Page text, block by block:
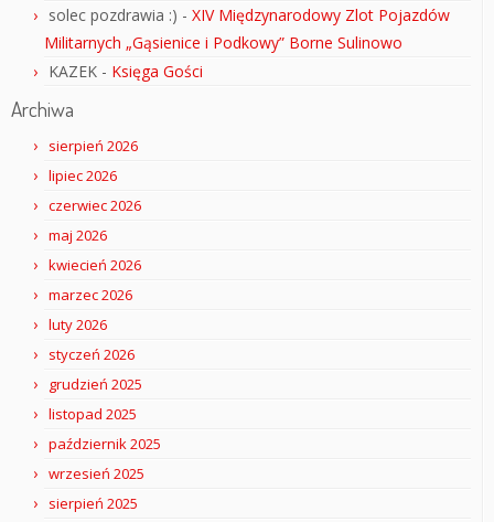
solec pozdrawia :) - XIV Międzynarodowy Zlot Pojazdów
Militarnych „Gąsienice i Podkowy” Borne Sulinowo
KAZEK - Księga Gości
Archiwa
sierpień 2026
lipiec 2026
czerwiec 2026
maj 2026
kwiecień 2026
marzec 2026
luty 2026
styczeń 2026
grudzień 2025
listopad 2025
październik 2025
wrzesień 2025
sierpień 2025